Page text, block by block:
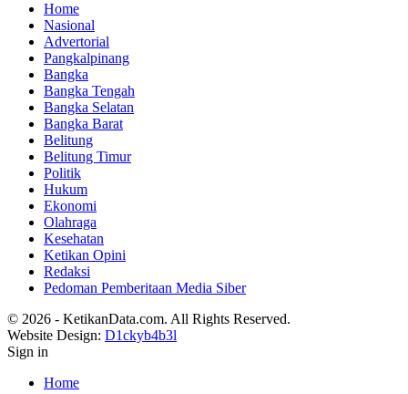
Home
Nasional
Advertorial
Pangkalpinang
Bangka
Bangka Tengah
Bangka Selatan
Bangka Barat
Belitung
Belitung Timur
Politik
Hukum
Ekonomi
Olahraga
Kesehatan
Ketikan Opini
Redaksi
Pedoman Pemberitaan Media Siber
© 2026 - KetikanData.com. All Rights Reserved.
Website Design: D1ckyb4b3l
Sign in
Home